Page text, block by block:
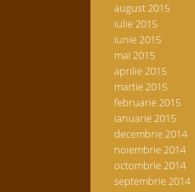
august 2015
iulie 2015
iunie 2015
mai 2015
aprilie 2015
martie 2015
februarie 2015
ianuarie 2015
decembrie 2014
noiembrie 2014
octombrie 2014
septembrie 2014